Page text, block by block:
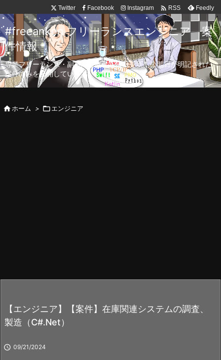
Twitter Facebook Instagram  RSS Feedly
#freeanken フリーランスエンジニア 案
件情報
専業フリーランス・副業向け案件を毎日更新！公開日が明記された
案件のみを公開しています。
ホーム > エンジニア
【エンジニア】【案件】在庫関連システムの調査、
製造（C#.Net）
 09/21/2024